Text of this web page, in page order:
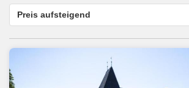
Preis aufsteigend